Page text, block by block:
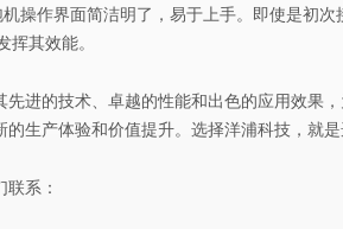
机操作界面简洁明了，易于上手。即使是初
其效能。
进的技术、卓越的性能和出色的应用效果
生产体验和价值提升。选择洋浦科技，就
联系：